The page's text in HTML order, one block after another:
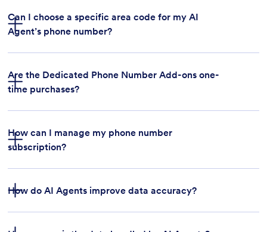
Can I choose a specific area code for my AI
Agent’s phone number?
Are the Dedicated Phone Number Add-ons one-
time purchases?
How can I manage my phone number
subscription?
How do AI Agents improve data accuracy?